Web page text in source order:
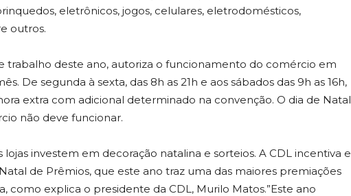
eletrônicos, jogos, celulares, eletrodomésticos,
outros.
trabalho deste ano, autoriza o funcionamento do comércio em
De segunda à sexta, das 8h as 21h e aos sábados das 9h as 16h,
extra com adicional determinado na convenção. O dia de Natal
não deve funcionar.
lojas investem em decoração natalina e sorteios. A CDL incentiva e
de Prêmios, que este ano traz uma das maiores premiações
como explica o presidente da CDL, Murilo Matos.”Este ano